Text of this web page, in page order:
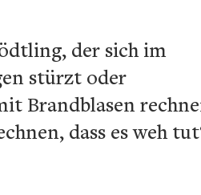
der sich im
stürzt oder
Brandblasen
dass es weh